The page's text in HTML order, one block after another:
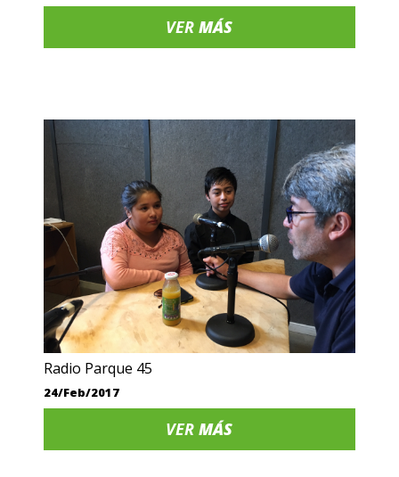
VERMÁS
Radio Parque 45
24/Feb/2017
VERMÁS